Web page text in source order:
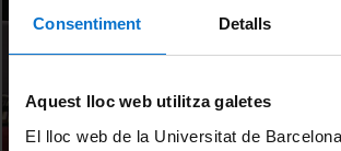
Consentiment Detalls
Aquest lloc web utilitza galetes
El lloc web de la Universitat de